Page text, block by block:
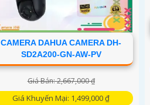
CAMERA DAHUA CAMERA DH-
SD2A200-GN-AW-PV
Giá Bán: 2,667,000 ₫
Giá Khuyến Mại: 1,499,000 ₫